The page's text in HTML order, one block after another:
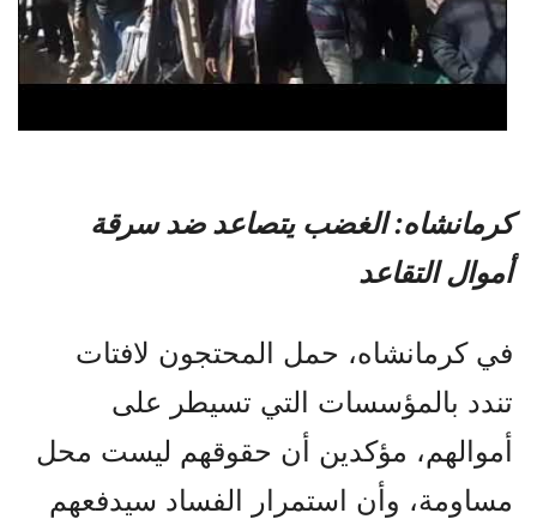
كرمانشاه: الغضب يتصاعد ضد سرقة
أموال التقاعد
في كرمانشاه، حمل المحتجون لافتات
تندد بالمؤسسات التي تسيطر على
أموالهم، مؤكدين أن حقوقهم ليست محل
مساومة، وأن استمرار الفساد سيدفعهم